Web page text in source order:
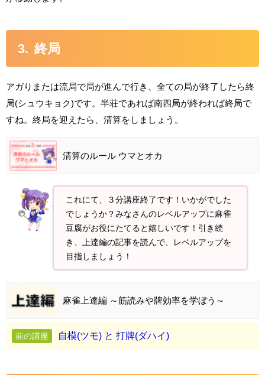
終局
アガりまたは流局で局が進んで行き、全ての局が終了したら終
局(シュウキョク)です。半荘であれば南四局が終われば終局で
すね。終局を迎えたら、清算をしましょう。
清算のルール ウマとオカ
これにて、３分講座終了です！いかがでした
でしょうか？みなさんのレベルアップに麻雀
豆腐がお役にたてると嬉しいです！引き続
き、上達編の記事を読んで、レベルアップを
目指しましょう！
麻雀上達編 ～筋読みや牌効率を学ぼう～
自模(ツモ) と 打牌(ダハイ)